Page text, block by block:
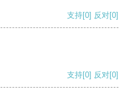
支持[0] 反对[0]
支持[0] 反对[0]